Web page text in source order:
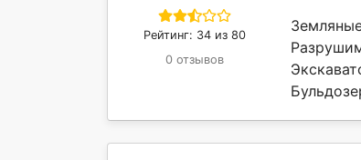
Рейтинг: 34 из 80
0 отзывов